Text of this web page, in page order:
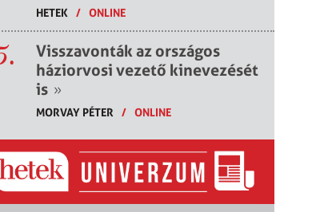
HETEK / ONLINE
Visszavonták az országos
háziorvosi vezető kinevezését
is »
MORVAY PÉTER / ONLINE